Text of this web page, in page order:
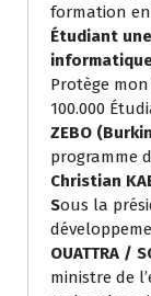
formation
Étudiant
Protège mon
100.000
ZEBO
programme
Christian
Sous la
OUATTRA /
ministre de